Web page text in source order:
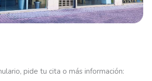
pide tu cita o más información: